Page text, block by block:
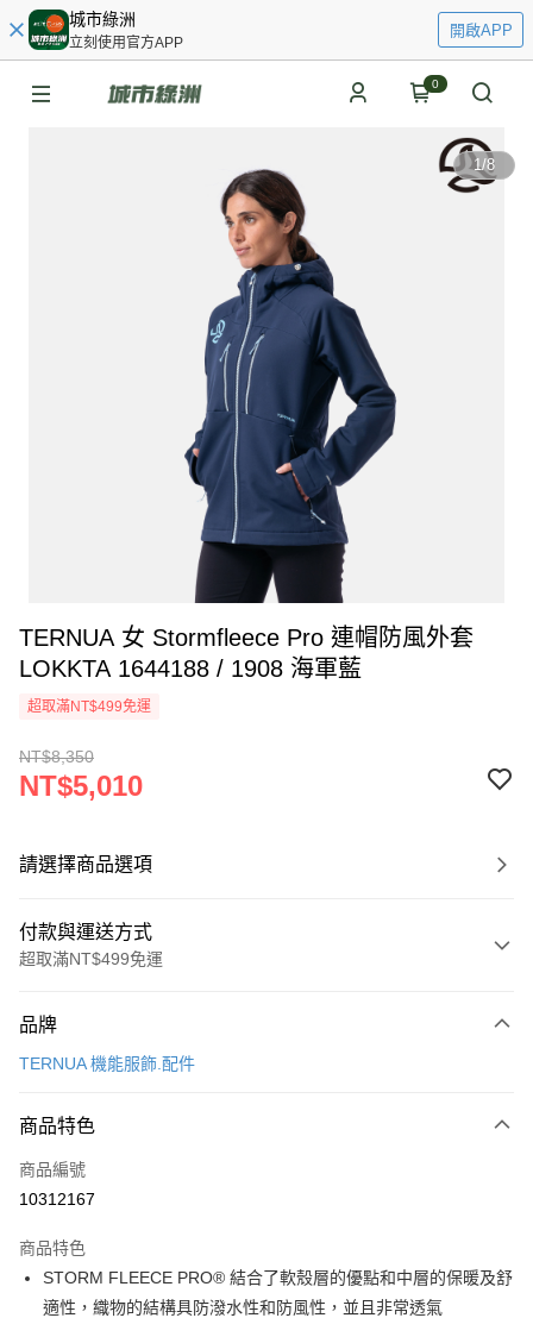
城市綠洲
立刻使用官方APP
開啟APP
0
1/8
TERNUA 女 Stormfleece Pro 連帽防風外套
LOKKTA 1644188 / 1908 海軍藍
超取滿NT$499免運
NT$8,350
NT$5,010
請選擇商品選項
付款與運送方式
超取滿NT$499免運
信用卡一次付款
LINE Pay
Apple Pay
悠遊付
Google Pay
品牌
TERNUA 機能服飾.配件
商品特色
商品編號
10312167
商品特色
STORM FLEECE PRO® 結合了軟殼層的優點和中層的保暖及舒
適性，織物的結構具防潑水性和防風性，並且非常透氣